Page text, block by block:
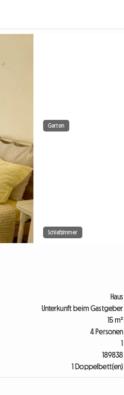
Garten
Schlafzimmer
Haus
Unterkunft beim Gastgeber
15 m²
4 Personen
1
189838
1 Doppelbett(en)